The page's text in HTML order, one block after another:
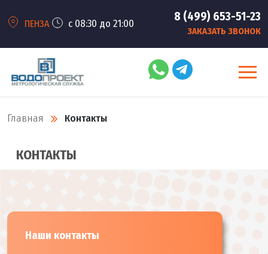
ПЕНЗА с 08:30 до 21:00
8 (499) 653-51-23
ЗАКАЗАТЬ ЗВОНОК
Главная Контакты
КОНТАКТЫ
Наши контакты